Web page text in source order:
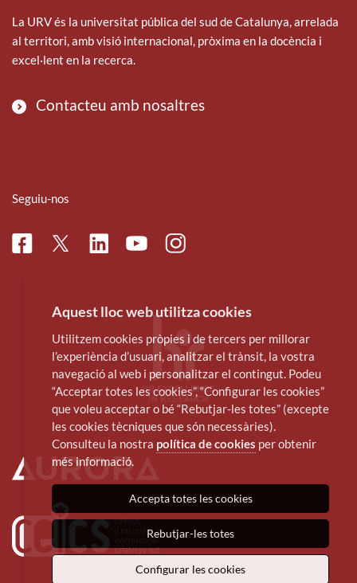
La URV és la universitat pública del sud de Catalunya, arrelada
al territori, amb visió internacional, pròxima en la docència i
excel·lent en la recerca.
Contacteu amb nosaltres
Seguiu-nos
FacebookTwitterLinkedinYoutubeInstagram
Aquest lloc web utilitza cookies
Utilitzem cookies pròpies i de tercers per millorar
l’experiència d’usuari, analitzar el trànsit, la vostra
navegació al web i personalitzar el contingut. Podeu
“Acceptar totes les cookies”, “Configurar les cookies”
que voleu acceptar o bé “Rebutjar-les totes” (excepte
les cookies tècniques que són necessàries).
Consulteu la nostra política de cookies per obtenir
més informació.
Accepta totes les cookies
Rebutjar-les totes
Configurar les cookies